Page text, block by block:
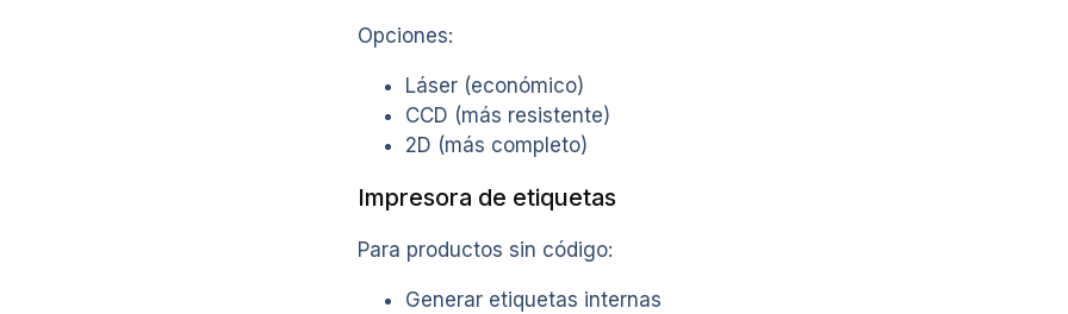
Opciones:
Láser (económico)
CCD (más resistente)
2D (más completo)
Impresora de etiquetas
Para productos sin código:
Generar etiquetas internas